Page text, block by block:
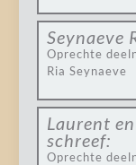
Seynaeve
Oprechte
Ria Seynaeve
Laurent
schreef:
Oprechte